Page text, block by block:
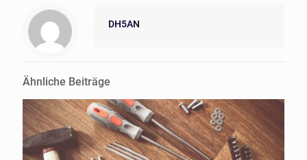
DH5AN
Ähnliche Beiträge